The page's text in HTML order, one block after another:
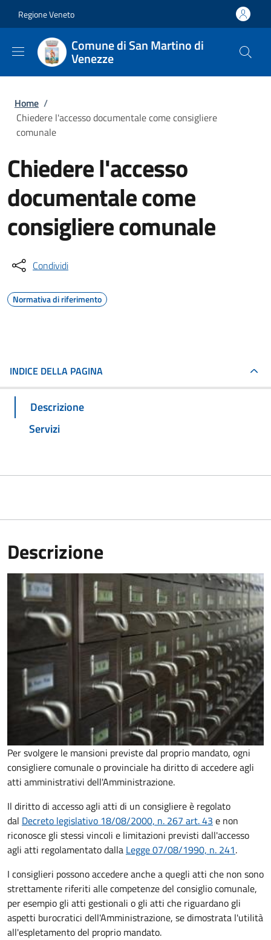
Regione Veneto
Comune di San Martino di
Venezze
Briciole di pane
Home /
Chiedere l'accesso documentale come consigliere
comunale
Chiedere l'accesso
documentale come
consigliere comunale
Condividi
Normativa di riferimento
INDICE DELLA PAGINA
Descrizione
Servizi
Descrizione
Per svolgere le mansioni previste dal proprio mandato, ogni
consigliere comunale o provinciale ha diritto di accedere agli
atti amministrativi dell'Amministrazione.
Il diritto di accesso agli atti di un consigliere è regolato
dal Decreto legislativo 18/08/2000, n. 267 art. 43 e non
riconosce gli stessi vincoli e limitazioni previsti dall'accesso
agli atti regolamentato dalla Legge 07/08/1990, n. 241.
I consiglieri possono accedere anche a quegli atti che non sono
strettamente riferiti alle competenze del consiglio comunale,
per esempio gli atti gestionali o gli atti che riguardano gli
aspetti burocratici dell'Amministrazione, se dimostrata l'utilità
all'espletamento del proprio mandato.